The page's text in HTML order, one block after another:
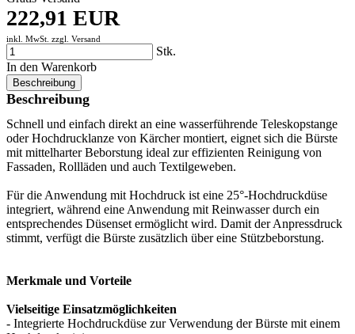
222,91 EUR
inkl. MwSt. zzgl. Versand
Stk.
In den Warenkorb
Beschreibung
Beschreibung
Schnell und einfach direkt an eine wasserführende Teleskopstange
oder Hochdrucklanze von Kärcher montiert, eignet sich die Bürste
mit mittelharter Beborstung ideal zur effizienten Reinigung von
Fassaden, Rollläden und auch Textilgeweben.
Für die Anwendung mit Hochdruck ist eine 25°-Hochdruckdüse
integriert, während eine Anwendung mit Reinwasser durch ein
entsprechendes Düsenset ermöglicht wird. Damit der Anpressdruck
stimmt, verfügt die Bürste zusätzlich über eine Stützbeborstung.
Merkmale und Vorteile
Vielseitige Einsatzmöglichkeiten
- Integrierte Hochdruckdüse zur Verwendung der Bürste mit einem